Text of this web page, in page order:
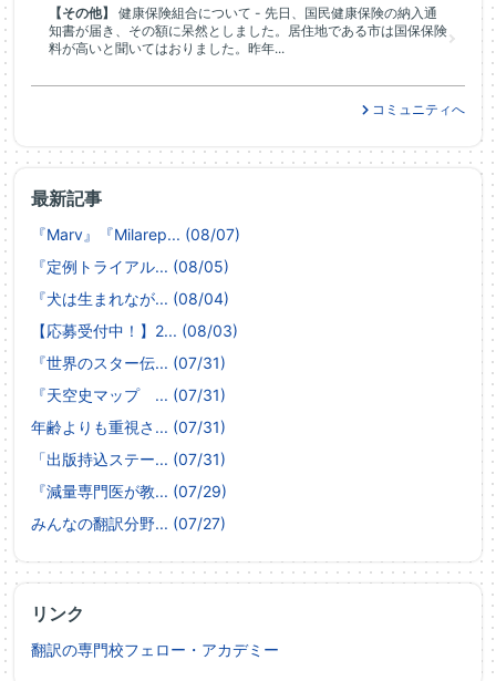
最新記事
『Marv』『Milarep... (08/07)
『定例トライアル... (08/05)
『犬は生まれなが... (08/04)
【応募受付中！】2... (08/03)
『世界のスター伝... (07/31)
『天空史マップ ... (07/31)
年齢よりも重視さ... (07/31)
「出版持込ステー... (07/31)
『減量専門医が教... (07/29)
みんなの翻訳分野... (07/27)
リンク
翻訳の専門校フェロー・アカデミー
【その他】
健康保険組合について - 先日、国民健康保険の納入通
知書が届き、その額に呆然としました。居住地である市は国保保険
料が高いと聞いてはおりました。昨年...
コミュニティへ